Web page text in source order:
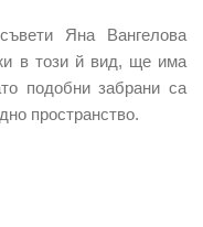
Яна Вангелова
в този й вид, ще има
подобни забрани са
пространство.